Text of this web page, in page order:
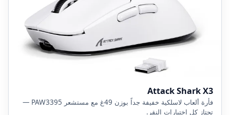
Attack Shark X3
فأرة ألعاب لاسلكية خفيفة جداً بوزن 49غ مع مستشعر PAW3395 —
تجتاز كل اختبارات النقر.